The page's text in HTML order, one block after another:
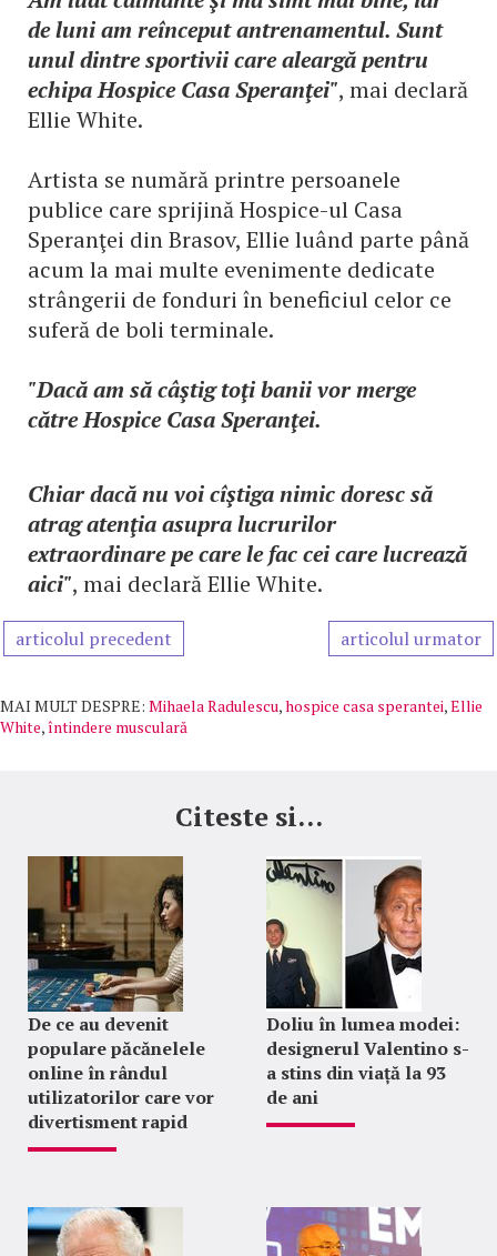
de luni am reînceput antrenamentul. Sunt
unul dintre sportivii care aleargă pentru
echipa Hospice Casa Speranţei", mai declară
Ellie White.
Artista se numără printre persoanele
publice care sprijină Hospice-ul Casa
Speranţei din Brasov, Ellie luând parte până
acum la mai multe evenimente dedicate
strângerii de fonduri în beneficiul celor ce
suferă de boli terminale.
"Dacă am să câştig toţi banii vor merge
către Hospice Casa Speranţei.
Chiar dacă nu voi cîştiga nimic doresc să
atrag atenţia asupra lucrurilor
extraordinare pe care le fac cei care lucrează
aici", mai declară Ellie White.
articolul precedent articolul urmator
MAI MULT DESPRE: Mihaela Radulescu,hospice casa sperantei,Ellie
White,întindere musculară
Citeste si...
De ce au devenit
populare păcănelele
online în rândul
utilizatorilor care vor
divertisment rapid
Doliu în lumea modei:
designerul Valentino s-
a stins din viață la 93
de ani